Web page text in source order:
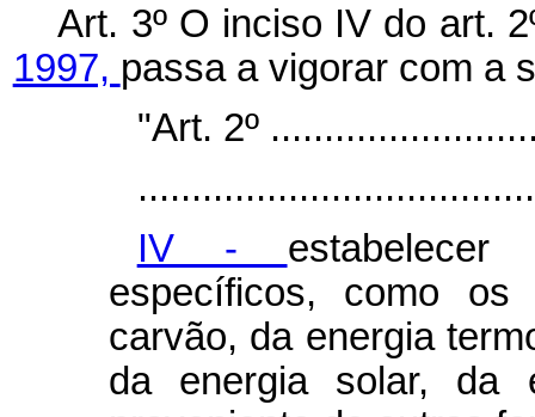
Art. 3º O inciso IV do art.
1997, passa a vigorar com a
"Art. 2º
IV -
específicos, como
carvão, da energia
da energia solar, da